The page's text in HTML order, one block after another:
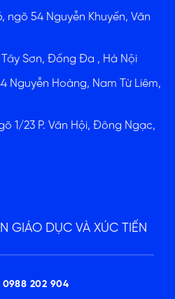
ngõ 54 Nguyễn Khuyến, Văn
Tây Sơn, Đống Đa , Hà Nội
Nguyễn Hoàng, Nam Từ Liêm,
1/23 P. Văn Hội, Đông Ngạc,
GIÁO DỤC VÀ XÚC TIẾN
202 904‬